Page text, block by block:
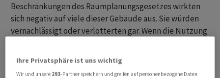
Beschränkungen des Raumplanungsgesetzes wirkten
sich negativ auf viele dieser Gebäude aus. Sie würden
vernachlässigt oder verlotterten gar. Wenn die Nutzung
auf die Siedlungen und mache allenfalls
Vergrösserungen von Bauzonen überflüssig.
Ihre Privatsphäre ist uns wichtig
Wir und unsere 293-Partner speichern und greifen auf personenbezogene Daten